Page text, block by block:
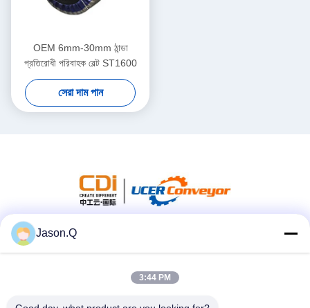
OEM 6mm-30mm ঠান্ডা
প্রতিরোধী পরিবাহক বেল্ট ST1600
সেরা দাম পান
Jason.Q
3:44 PM